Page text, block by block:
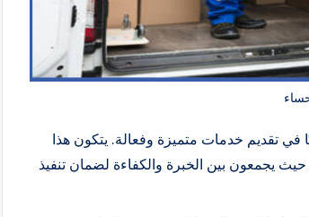
تقديم خدمات متميزة وفعالة. يتكون هذا
يجمعون بين الخبرة والكفاءة لضمان تنفيذ